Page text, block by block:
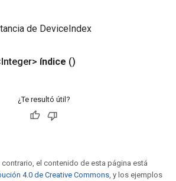
de DeviceIndex
índice ()
¿Te resultó útil?
el contenido de esta página está
4.0 de Creative Commons, y los ejemplos